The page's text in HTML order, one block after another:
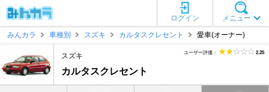
メニュー
ログイン
みんカラ
車種別 スズキ カルタスクレセント 愛車(オーナー)
スズキ
カルタスクレセント
ユーザー評価： 2.25